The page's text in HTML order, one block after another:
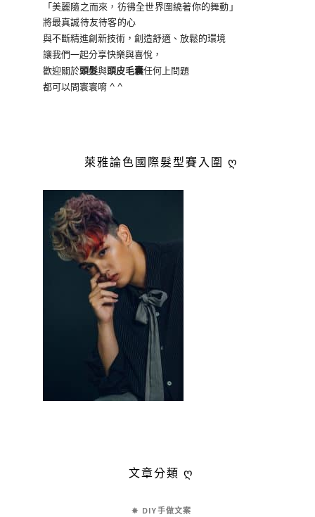
「美麗隨之而來，彷彿全世界圍繞著你的舞動」
將最真誠待友待客的心
與不斷精進創新技術，創造舒適、放鬆的環境
讓我們一起分享快樂與喜悅，
歡迎關於頭髮與頭皮毛囊任何上問題
都可以問寰寰唷 ^ ^
萊雅論色國際髮型賽入圍 ღ
文章分類 ღ
✵ DIY手做文案